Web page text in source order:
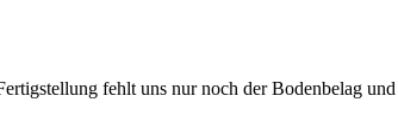
fehlt uns nur noch der Bodenbelag